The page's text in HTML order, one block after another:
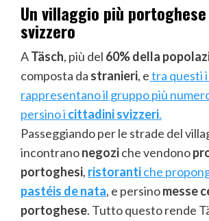
Un villaggio più
svizzero
ATäsch, più del 60% della
composta da stranieri, etra questi i
rappresentano il gruppo più
persino i cittadini svizzeri.
Passeggiando per le strade del
incontranonegoziche vendono
portoghesi, ristorantiche
pastéis de nata, e persinomesse
portoghese. Tutto questo rende